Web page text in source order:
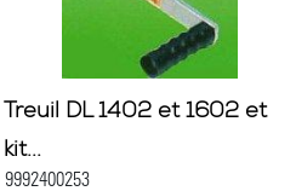
Treuil DL 1402 et 1602 et
kit...
9992400253